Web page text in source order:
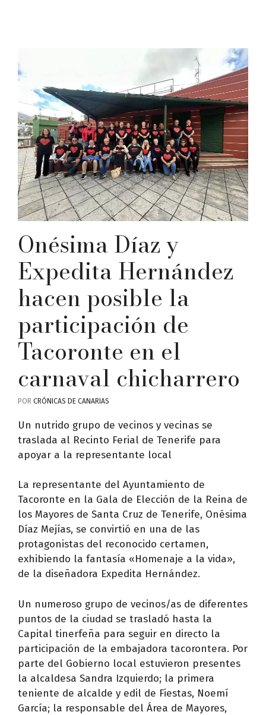
Onésima Díaz y
Expedita Hernández
hacen posible la
participación de
Tacoronte en el
carnaval chicharrero
POR CRÓNICAS DE CANARIAS
Un nutrido grupo de vecinos y vecinas se
traslada al Recinto Ferial de Tenerife para
apoyar a la representante local
La representante del Ayuntamiento de
Tacoronte en la Gala de Elección de la Reina de
los Mayores de Santa Cruz de Tenerife, Onésima
Díaz Mejías, se convirtió en una de las
protagonistas del reconocido certamen,
exhibiendo la fantasía «Homenaje a la vida»,
de la diseñadora Expedita Hernández.
Un numeroso grupo de vecinos/as de diferentes
puntos de la ciudad se trasladó hasta la
Capital tinerfeña para seguir en directo la
participación de la embajadora tacorontera. Por
parte del Gobierno local estuvieron presentes
la alcaldesa Sandra Izquierdo; la primera
teniente de alcalde y edil de Fiestas, Noemí
García; la responsable del Área de Mayores,